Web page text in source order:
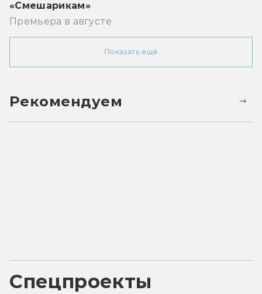
«Смешарикам»
Премьера в августе.
Показать ещё
Рекомендуем
Спецпроекты